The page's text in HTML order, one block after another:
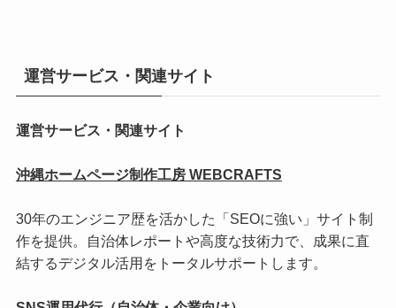
運営サービス・関連サイト
運営サービス・関連サイト
沖縄ホームページ制作工房 WEBCRAFTS
30年のエンジニア歴を活かした「SEOに強い」サイト制
作を提供。自治体レポートや高度な技術力で、成果に直
結するデジタル活用をトータルサポートします。